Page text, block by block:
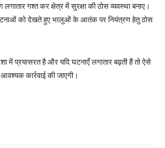
गश्त कर क्षेत्र में सुरक्षा की ठोस व्यवस्था बनाए।
को देखते हुए भालुओं के आतंक पर नियंत्रण हेतु ठोस
में प्रयासरत है और यदि घटनाएँ लगातार बढ़ती हैं तो ऐसे
कार्रवाई की जाएगी।